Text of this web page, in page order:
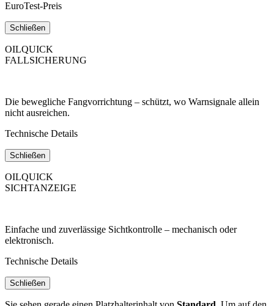
EuroTest-Preis
Schließen
OILQUICK
FALLSICHERUNG
Die bewegliche Fangvorrichtung – schützt, wo Warnsignale allein
nicht ausreichen.
Technische Details
Schließen
OILQUICK
SICHTANZEIGE
Einfache und zuverlässige Sichtkontrolle – mechanisch oder
elektronisch.
Technische Details
Schließen